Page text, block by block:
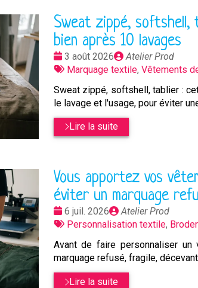
Sweat zippé, softshell,
bien après 10 lavages
Date
:
3 août 2026
Publié
par
Atelier Prod
Tags
Marquage textile, Vêtements
Sweat zippé, softshell, tablier :
le lavage et l'usage, pour éviter
Lire la suite
Vous apportez vos
éviter un marquage
Date
:
6 juil. 2026
Publié
par
Atelier Prod
Tags
Personnalisation textile,
Avant de faire personnaliser
marquage refusé, fragile,
Lire la suite